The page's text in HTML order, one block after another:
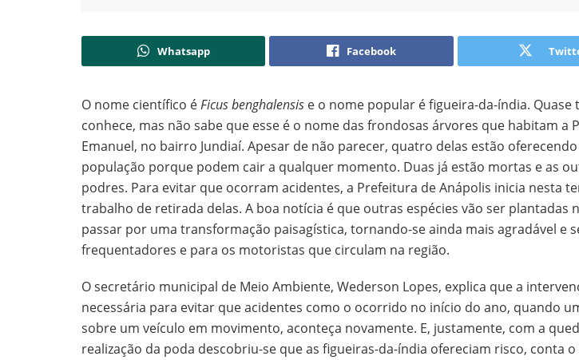
Whatsapp Facebook
O nome científico éFicus benghalensis e o nome popular é figueira-da-índia.
conhece, mas não sabe que esse é o nome das frondosas árvores que habitam a
Emanuel, no bairro Jundiaí. Apesar de não parecer, quatro delas estão
população porque podem cair a qualquer momento. Duas já estão mortas e as
podres. Para evitar que ocorram acidentes, a Prefeitura de Anápolis inicia nesta
trabalho de retirada delas. A boa notícia é que outras espécies vão ser plantadas
passar por uma transformação paisagística, tornando-se ainda mais agradável e
frequentadores e para os motoristas que circulam na região.
O secretário municipal de Meio Ambiente, Wederson Lopes, explica que a
necessária para evitar que acidentes como o ocorrido no início do ano, quando
sobre um veículo em movimento, aconteça novamente. E, justamente, com a
realização da poda descobriu-se que as figueiras-da-índia ofereciam risco, conta o